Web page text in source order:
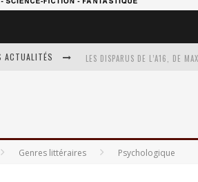
ACTUALITÉS LES DISPARUS DE L’A16, DE
Genres littéraires Psychologique